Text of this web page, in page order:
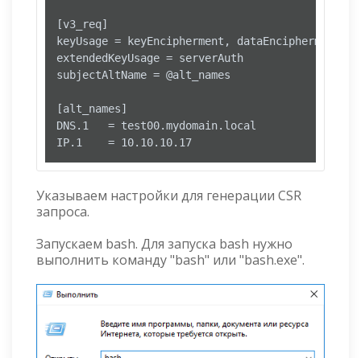
[v3_req]
keyUsage = keyEncipherment, dataEncipherment
extendedKeyUsage = serverAuth
subjectAltName = @alt_names
[alt_names]
DNS.1   = test00.mydomain.local
Указываем настройки для генерации CSR
запроса.
Запускаем bash. Для запуска bash нужно
выполнить команду "bash" или "bash.exe".